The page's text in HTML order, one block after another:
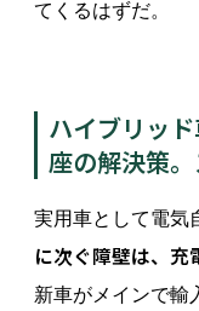
てくるはずだ。
ハイブリッ
座の解決策
実用車として電気
に次ぐ障壁は、充
新車がメインで輸